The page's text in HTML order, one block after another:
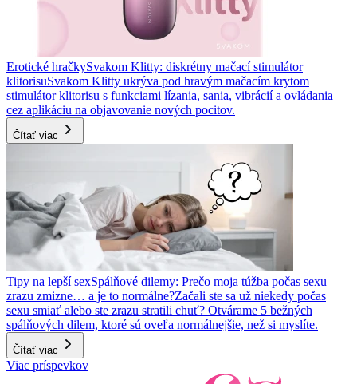
Erotické hračkySvakom Klitty: diskrétny mačací stimulátor
klitorisuSvakom Klitty ukrýva pod hravým mačacím krytom
stimulátor klitorisu s funkciami lízania, sania, vibrácií a ovládania
cez aplikáciu na objavovanie nových pocitov.
Čítať viac
Tipy na lepší sexSpálňové dilemy: Prečo moja túžba počas sexu
zrazu zmizne… a je to normálne?Začali ste sa už niekedy počas
sexu smiať alebo ste zrazu stratili chuť? Otvárame 5 bežných
spálňových dilem, ktoré sú oveľa normálnejšie, než si myslíte.
Čítať viac
Viac príspevkov